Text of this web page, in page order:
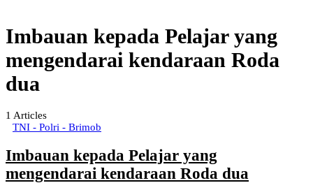
Imbauan kepada Pelajar yang
mengendarai kendaraan Roda
dua
1 Articles
TNI - Polri - Brimob
Imbauan kepada Pelajar yang
mengendarai kendaraan Roda dua